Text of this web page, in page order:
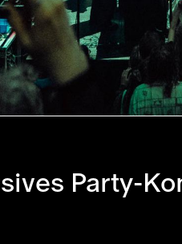
Party-